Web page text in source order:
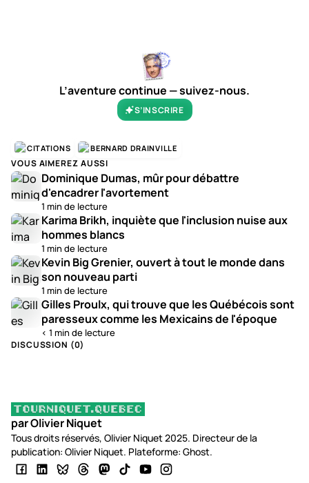
L’aventure continue — suivez-nous.
S’INSCRIRE
CITATIONS BERNARD DRAINVILLE
VOUS AIMEREZ AUSSI
Dominique Dumas, mûr pour débattre
d'encadrer l'avortement
1 min de lecture
Karima Brikh, inquiète que l'inclusion nuise aux
hommes blancs
1 min de lecture
Kevin Big Grenier, ouvert à tout le monde dans
son nouveau parti
1 min de lecture
Gilles Proulx, qui trouve que les Québécois sont
paresseux comme les Mexicains de l'époque
< 1 min de lecture
DISCUSSION (0)
par Olivier Niquet
Tous droits réservés, Olivier Niquet 2025. Directeur de la
publication: Olivier Niquet. Plateforme: Ghost.